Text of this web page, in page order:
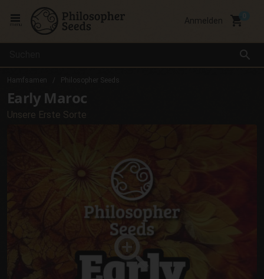
search
Anmelden local_grocery_store
Hamfsamen Philosopher Seeds
Early Maroc
Unsere Erste Sorte